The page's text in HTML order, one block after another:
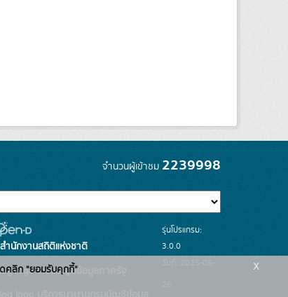
จำนวนผู้เข้าชม 2239998
ำนักงานสถิติแห่งชาติ
ระบบบัญชีข้อมูลภาครัฐ
รุ่นโปรแกรม:
3.0.0
วันที่: 2025-06-
26
ดคลิก "ยอมรับคุกกี้"
x